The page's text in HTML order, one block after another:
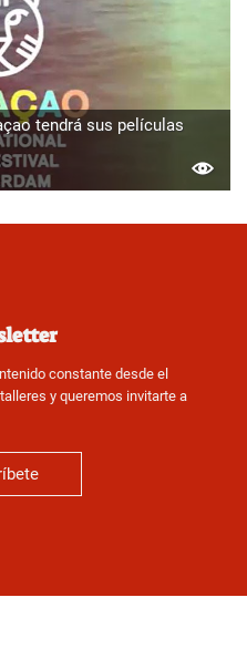
tendrá sus películas
constante desde el
y queremos invitarte a